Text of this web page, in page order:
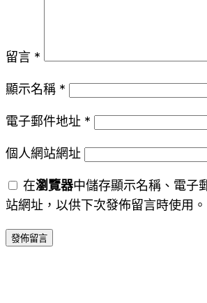
留言 *
顯示名稱 *
電子郵件地址 *
個人網站網址
在瀏覽器中儲存顯示名稱、電子
站網址，以供下次發佈留言時使用。